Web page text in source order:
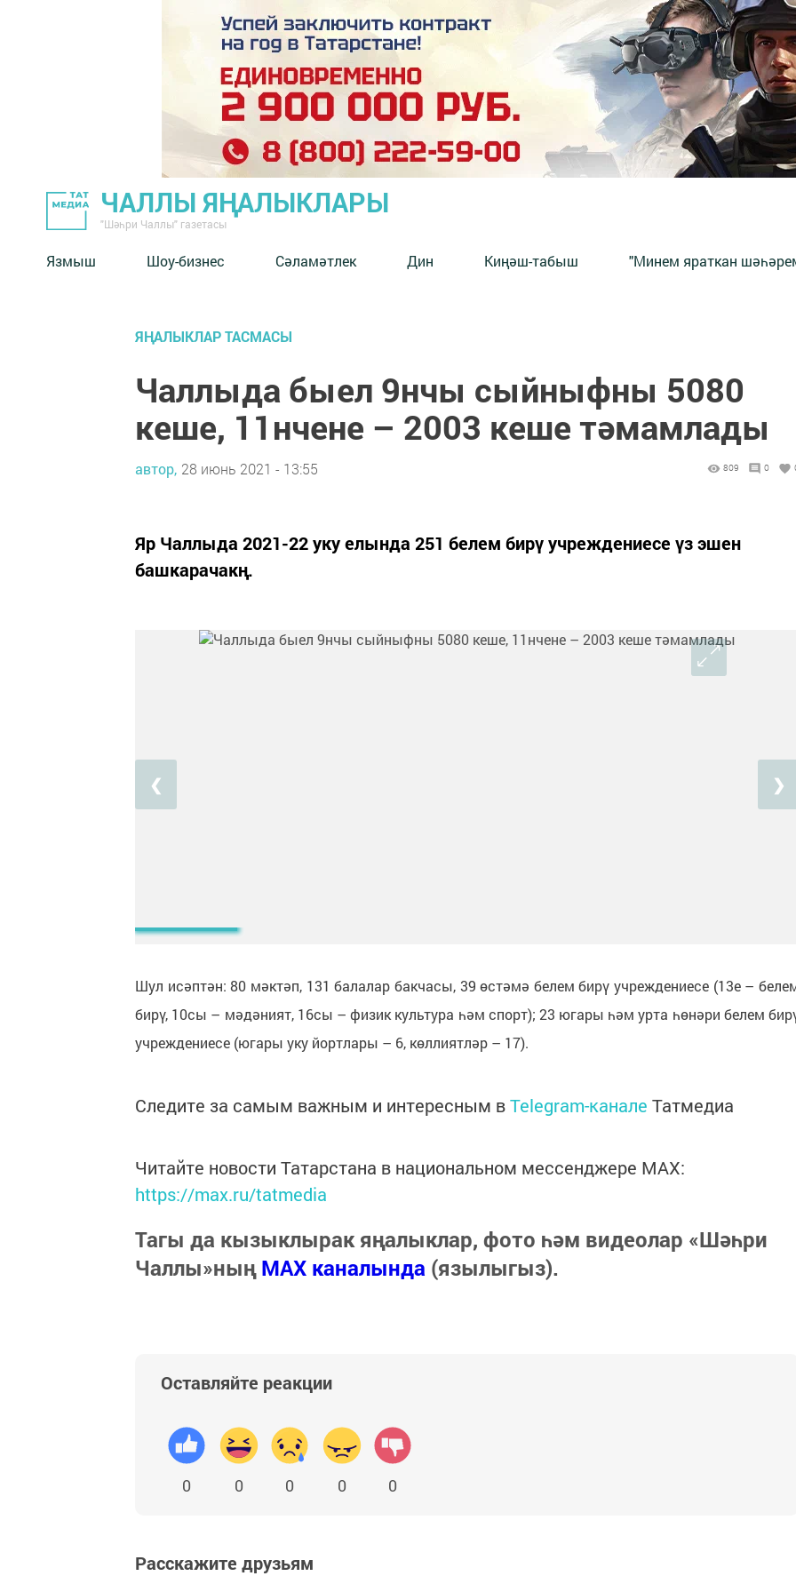
ЧАЛЛЫ ЯҢАЛЫКЛАРЫ
"Шәһри Чаллы" газетасы
Язмыш Шоу-бизнес Сәламәтлек Дин Киңәш-табыш "Минем яраткан
ЯҢАЛЫКЛАР ТАСМАСЫ
Чаллыда быел 9нчы сыйныфны 5080
кеше, 11нчене – 2003 кеше тәмамлады
автор, 28 июнь 2021 - 13:55 809 0
Яр Чаллыда 2021-22 уку елында 251 белем бирү учреждениесе үз эшен
башкарачакң.
❮ ❯
Шул исәптән: 80 мәктәп, 131 балалар бакчасы, 39 өстәмә белем бирү учреждениесе (13е –
бирү, 10сы – мәдәният, 16сы – физик культура һәм спорт); 23 югары һәм урта һөнәри белем
учреждениесе (югары уку йортлары – 6, көллиятләр – 17).
Следите за самым важным и интересным вTelegram-канале Татмедиа
Читайте новости Татарстана в национальном мессенджере MАХ:
https://max.ru/tatmedia
Тагы да кызыклырак яңалыклар, фото һәм видеолар «Шәһри
Чаллы»ныңMAX каналында (язылыгыз).
Оставляйте реакции
0 0 0 0 0
Расскажите друзьям